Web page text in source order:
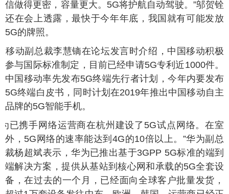
信做得更密，容量更大。5G将护航自动驾驶。”邬贺铨
还在会上透露，最快于今年年底，我国就有可能发放
5G的牌照。
移动副总裁李慧镝在论坛发言时介绍，中国移动积极
参与国际标准制定，目前已经申请5G专利近1000件。
中国移动率先发布5G终端先行者计划，今年内要发布
5G终端白皮书，同时计划在2019年推出中国移动自主
品牌的5G智能手机。
已携手网络运营商在杭州建设了5G试点网络。在室
外，5G网络的速率能达到4G的10倍以上。”华为副总
裁杨超斌表示，华为已推出基于3GPP 5G标准的端到
端解决方案，提供从基站到核心网和承载的5G全套设
备，在过去的一个月，已经面向全球客户批量发货，